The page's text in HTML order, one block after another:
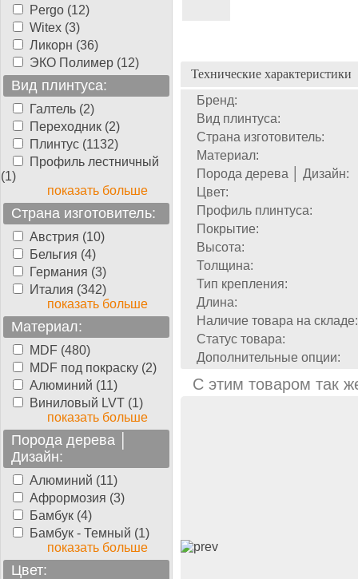
Pergo (12)
Witex (3)
Ликорн (36)
ЭКО Полимер (12)
Вид плинтуса:
Галтель (2)
Переходник (2)
Плинтус (1132)
Профиль лестничный
(1)
показать больше
Страна изготовитель:
Австрия (10)
Бельгия (4)
Германия (3)
Италия (342)
показать больше
Материал:
MDF (480)
MDF под покраску (2)
Алюминий (11)
Виниловый LVT (1)
показать больше
Порода дерева │
Дизайн:
Алюминий (11)
Афрормозия (3)
Бамбук (4)
Бамбук - Темный (1)
показать больше
Цвет:
Технические характеристики
Бренд:
Вид плинтуса:
Страна изготовитель:
Материал:
Порода дерева │ Дизайн:
Цвет:
Профиль плинтуса:
Покрытие:
Высота:
Толщина:
Тип крепления:
Длина:
Наличие товара на складе:
Статус товара:
Дополнительные опции:
С этим товаром так